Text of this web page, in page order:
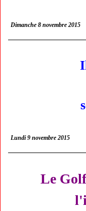
Dimanche 8 novembre 2015
Lundi 9 novembre 2015
Le